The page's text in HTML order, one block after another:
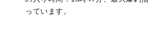
っています。